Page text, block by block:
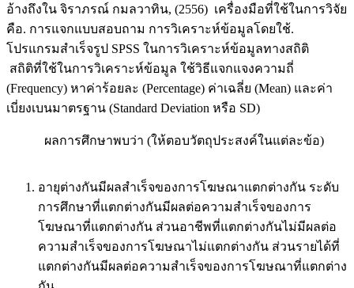
อ้างถึงใน จิราภรณ์ กมลวาทิน, (2556) เครื่องมือที่ใช้ในการวิจัย
คือ. การแจกแบบสอบถาม การวิเคราะห์ข้อมูลโดยใช้.
โปรแกรมสำเร็จรูป SPSS ในการวิเคราะห์ข้อมูลทางสถิติ
สถิติที่ใช้ในการวิเคราะห์ข้อมูล ใช้วิธีแจกแจงความถี่
(Frequency) หาค่าร้อยละ (Percentage) ค่าเฉลี่ย (Mean) และค่า
เบี่ยงเบนมาตรฐาน (Standard Deviation หรือ SD)
ผลการศึกษาพบว่า (ให้ตอบวัตถุประสงค์ในแต่ละข้อ)
อายุต่างกันมีผลสำเร็จของการโฆษณาแตกต่างกัน ระดับ
การศึกษาที่แตกต่างกันมีผลต่อความสำเร็จของการ
โฆษณาที่แตกต่างกัน ส่วนอาชีพที่แตกต่างกันไม่มีผลต่อ
ความสำเร็จของการโฆษณาไม่แตกต่างกัน ส่วนรายได้ที่
แตกต่างกันมีผลต่อความสำเร็จของการโฆษณาที่แตกต่าง